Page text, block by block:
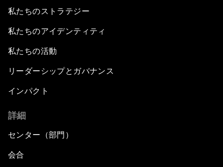
私たちのストラテジー
私たちのアイデンティティ
私たちの活動
リーダーシップとガバナンス
インパクト
詳細
センター（部門）
会合